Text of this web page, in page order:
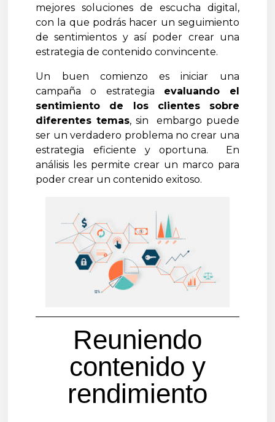
mejores soluciones de escucha digital,
con la que podrás hacer un seguimiento
de sentimientos y así poder crear una
estrategia de contenido convincente.
Un buen comienzo es iniciar una
campaña o estrategia evaluando el
sentimiento de los clientes sobre
diferentes temas, sin embargo puede
ser un verdadero problema no crear una
estrategia eficiente y oportuna. En
análisis les permite crear un marco para
poder crear un contenido exitoso.
Reuniendo
contenido y
rendimiento